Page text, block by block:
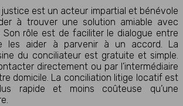
est un acteur impartial et bénévole
à trouver une solution amiable avec
Son rôle est de faciliter le dialogue entre
les aider à parvenir à un accord. La
du conciliateur est gratuite et simple.
directement ou par l’intermédiaire
domicile. La conciliation litige locatif est
rapide et moins coûteuse qu’une